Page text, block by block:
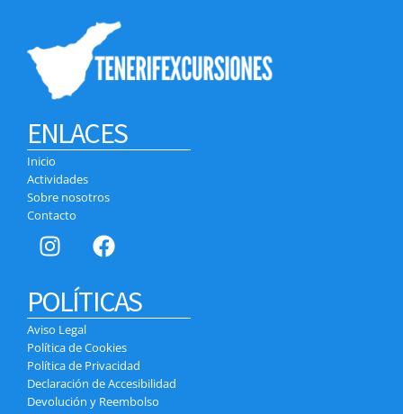
ENLACES
Inicio
Actividades
Sobre nosotros
Contacto
POLÍTICAS
Aviso Legal
Política de Cookies
Política de Privacidad
Declaración de Accesibilidad
Devolución y Reembolso